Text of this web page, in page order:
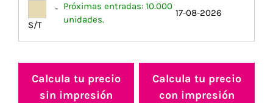
-
S/T
Próximas entradas: 10.000
unidades.
17-08-2026
Calcula tu precio
sin impresión
Calcula tu precio
con impresión